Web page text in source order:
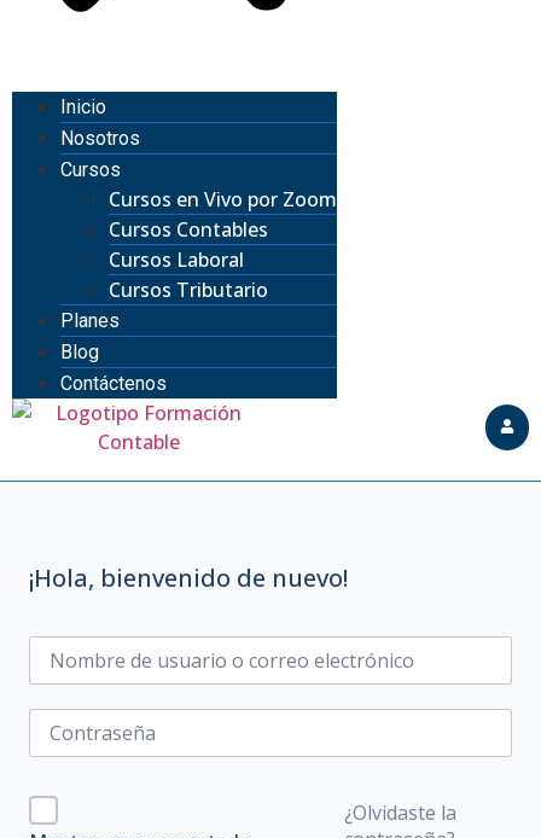
Inicio
Nosotros
Cursos
Cursos en Vivo por Zoom
Cursos Contables
Cursos Laboral
Cursos Tributario
Planes
Blog
Contáctenos
¡Hola, bienvenido de nuevo!
¿Olvidaste la